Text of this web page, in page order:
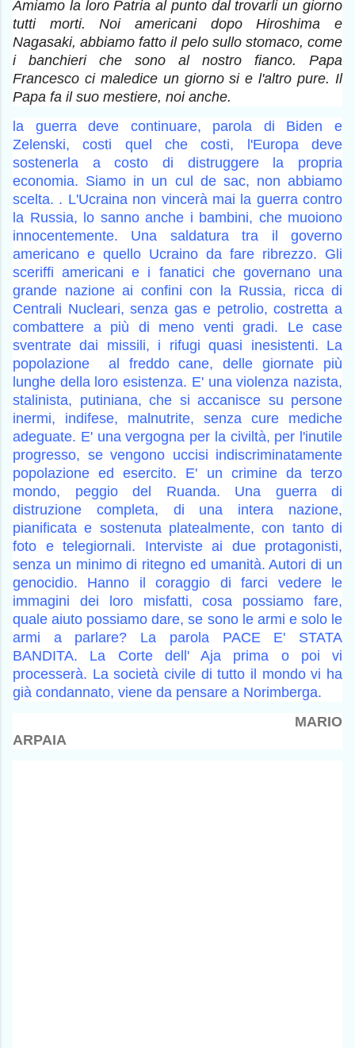
Amiamo la loro Patria al punto dal trovarli un giorno
tutti morti. Noi americani dopo Hiroshima e
Nagasaki, abbiamo fatto il pelo sullo stomaco, come
i banchieri che sono al nostro fianco. Papa
Francesco ci maledice un giorno si e l'altro pure. Il
Papa fa il suo mestiere, noi anche.
la guerra deve continuare, parola di Biden e
Zelenski, costi quel che costi, l'Europa deve
sostenerla a costo di distruggere la propria
economia. Siamo in un cul de sac, non abbiamo
scelta. . L'Ucraina non vincerà mai la guerra contro
la Russia, lo sanno anche i bambini, che muoiono
innocentemente. Una saldatura tra il governo
americano e quello Ucraino da fare ribrezzo. Gli
sceriffi americani e i fanatici che governano una
grande nazione ai confini con la Russia, ricca di
Centrali Nucleari, senza gas e petrolio, costretta a
combattere a più di meno venti gradi. Le case
sventrate dai missili, i rifugi quasi inesistenti. La
popolazione al freddo cane, delle giornate più
lunghe della loro esistenza. E' una violenza nazista,
stalinista, putiniana, che si accanisce su persone
inermi, indifese, malnutrite, senza cure mediche
adeguate. E' una vergogna per la civiltà, per l'inutile
progresso, se vengono uccisi indiscriminatamente
popolazione ed esercito. E' un crimine da terzo
mondo, peggio del Ruanda. Una guerra di
distruzione completa, di una intera nazione,
pianificata e sostenuta platealmente, con tanto di
foto e telegiornali. Interviste ai due protagonisti,
senza un minimo di ritegno ed umanità. Autori di un
genocidio. Hanno il coraggio di farci vedere le
immagini dei loro misfatti, cosa possiamo fare,
quale aiuto possiamo dare, se sono le armi e solo le
armi a parlare? La parola PACE E' STATA
BANDITA. La Corte dell' Aja prima o poi vi
processerà. La società civile di tutto il mondo vi ha
già condannato, viene da pensare a Norimberga.
MARIO
ARPAIA